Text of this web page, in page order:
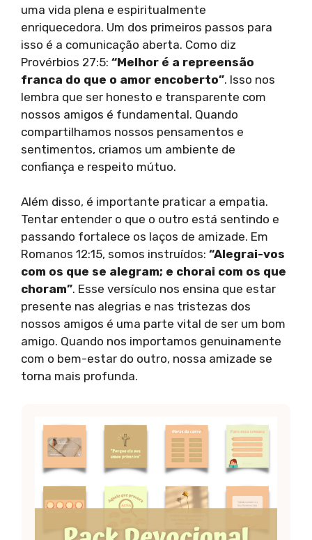
uma vida plena e espiritualmente
enriquecedora. Um dos primeiros passos para
isso é a comunicação aberta. Como diz
Provérbios 27:5: “Melhor é a repreensão
franca do que o amor encoberto”. Isso nos
lembra que ser honesto e transparente com
nossos amigos é fundamental. Quando
compartilhamos nossos pensamentos e
sentimentos, criamos um ambiente de
confiança e respeito mútuo.
Além disso, é importante praticar a empatia.
Tentar entender o que o outro está sentindo e
passando fortalece os laços de amizade. Em
Romanos 12:15, somos instruídos: “Alegrai-vos
com os que se alegram; e chorai com os que
choram”. Esse versículo nos ensina que estar
presente nas alegrias e nas tristezas dos
nossos amigos é uma parte vital de ser um bom
amigo. Quando nos importamos genuinamente
com o bem-estar do outro, nossa amizade se
torna mais profunda.